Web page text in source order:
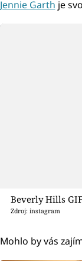
Jennie Garth je
Beverly Hills
Zdroj: instagram
Mohlo by vás